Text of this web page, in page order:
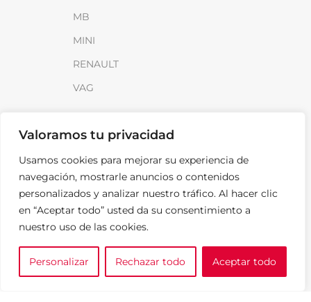
Valoramos tu privacidad
Usamos cookies para mejorar su experiencia de
navegación, mostrarle anuncios o contenidos
personalizados y analizar nuestro tráfico. Al hacer clic
en “Aceptar todo” usted da su consentimiento a
nuestro uso de las cookies.
Personalizar Rechazar todo Aceptar todo
MB
MINI
RENAULT
VAG
Distribuidores
FAQ
Contacto
Noticias
LEGAL
0